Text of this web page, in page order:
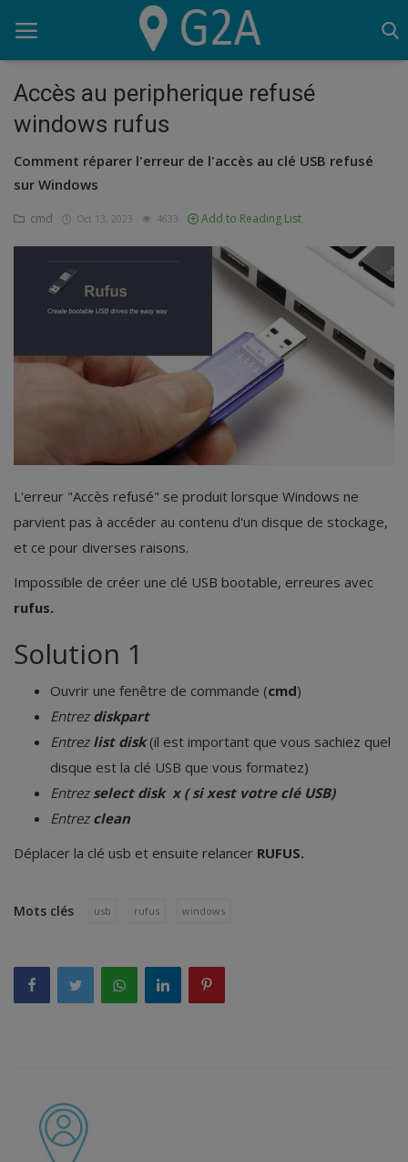
Home
Script
SEO
Lighthouse
Logiciels
Accès au peripherique refusé
windows rufus
Comment réparer l'erreur de l'accès au clé USB refusé
sur Windows
cmd Oct 13, 2023 4633 Add to Reading List
L'erreur "Accès refusé" se produit lorsque Windows ne
parvient pas à accéder au contenu d'un disque de stockage,
et ce pour diverses raisons.
Impossible de créer une clé USB bootable, erreures avec
rufus.
Solution 1
Ouvrir une fenêtre de commande (cmd)
Entrez diskpart
Entrezlist disk(il est important que vous sachiez quel
disque est la clé USB que vous formatez)
Entrez select disk x ( si xest votre clé USB)
Entrez clean
Déplacer la clé usb et ensuite relancer RUFUS.
Mots clés usb rufus windows